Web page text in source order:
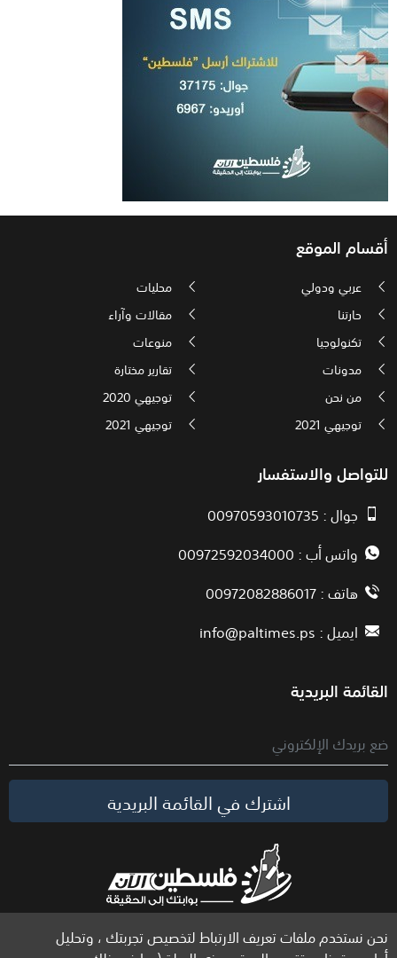
نحن نستخدم ملفات تعريف الارتباط لتخصيص تجربتك ، وتحليل
أقسام الموقع
عربي ودولي
محليات
حارتنا
مقالات وآراء
تكنولوجيا
منوعات
مدونات
تقارير مختارة
من نحن
توجيهي 2020
توجيهي 2021
توجيهي 2021
للتواصل والاستفسار
جوال : 00970593010735
واتس أب : 00972592034000
هاتف : 00972082886017
ايميل :info@paltimes.ps
القائمة البريدية
اشترك في القائمة البريدية
الحقوق محفوظة لموقع فلسطين الآن © 2026